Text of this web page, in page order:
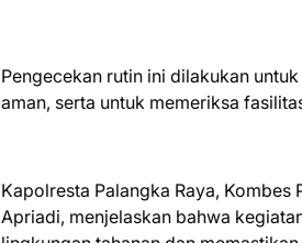
Pengecekan rutin ini dilakukan
aman, serta untuk memeriksa
Kapolresta Palangka Raya, Kombes
Apriadi, menjelaskan bahwa